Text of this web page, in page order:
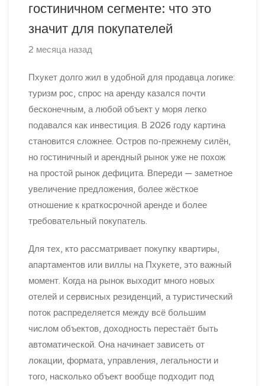
гостиничном сегменте: что это
значит для покупателей
2 месяца назад
Пхукет долго жил в удобной для продавца логике:
туризм рос, спрос на аренду казался почти
бесконечным, а любой объект у моря легко
подавался как инвестиция. В 2026 году картина
становится сложнее. Остров по-прежнему силён,
но гостиничный и арендный рынок уже не похож
на простой рынок дефицита. Впереди — заметное
увеличение предложения, более жёсткое
отношение к краткосрочной аренде и более
требовательный покупатель.
Для тех, кто рассматривает покупку квартиры,
апартаментов или виллы на Пхукете, это важный
момент. Когда на рынок выходит много новых
отелей и сервисных резиденций, а туристический
поток распределяется между всё большим
числом объектов, доходность перестаёт быть
автоматической. Она начинает зависеть от
локации, формата, управления, легальности и
того, насколько объект вообще подходит под